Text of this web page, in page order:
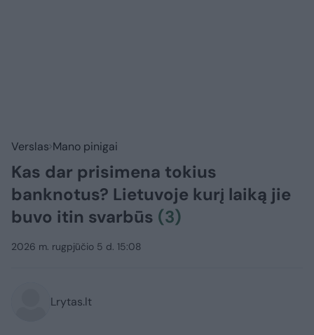
Verslas Mano pinigai
Kas dar prisimena tokius
banknotus? Lietuvoje kurį laiką jie
buvo itin svarbūs (3)
2026 m. rugpjūčio 5 d. 15:08
Lrytas.lt